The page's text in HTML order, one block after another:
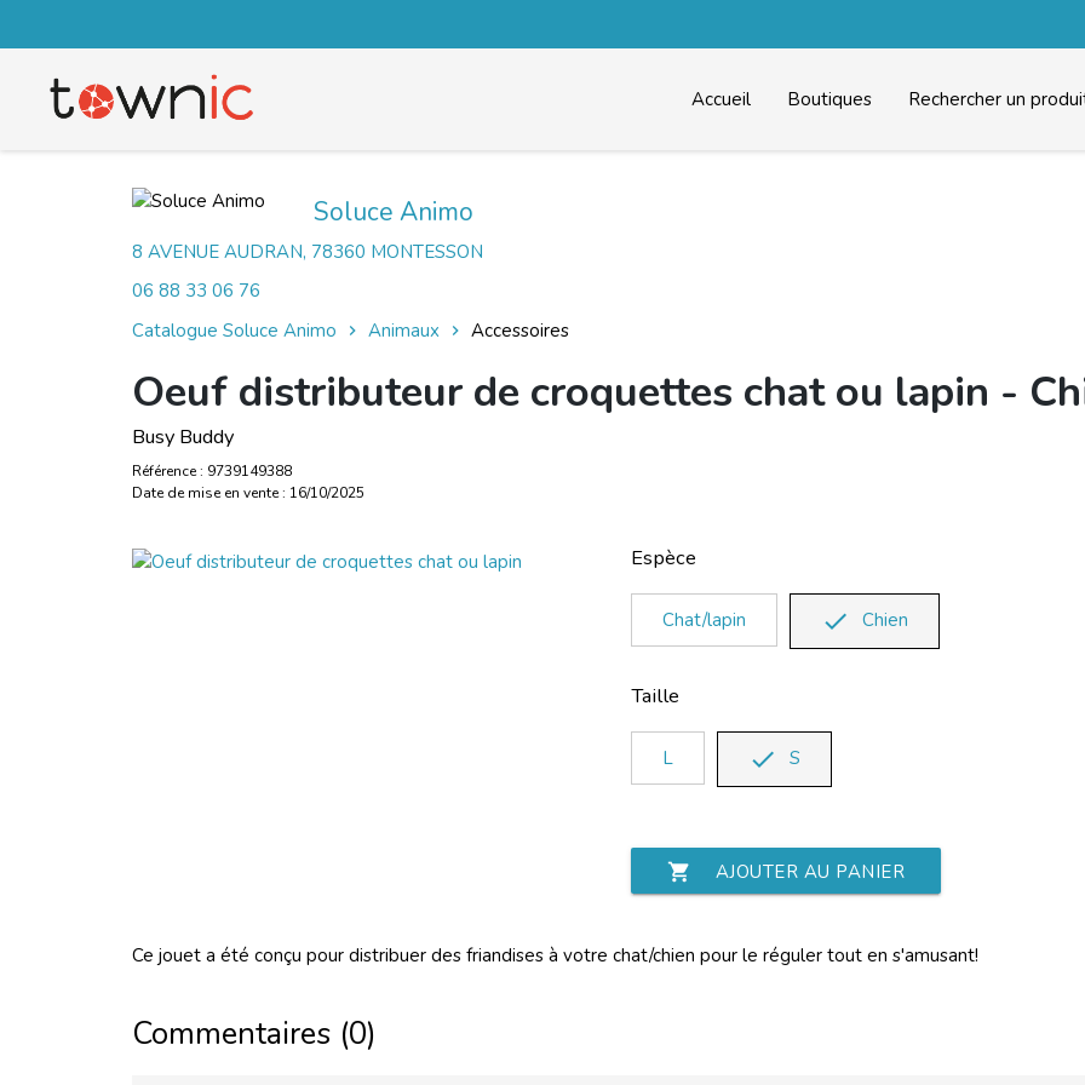
Accueil Boutiques Rechercher un
Soluce Animo
8 AVENUE AUDRAN, 78360 MONTESSON
06 88 33 06 76
Catalogue Soluce Animo
Animaux Accessoires
Oeuf distributeur de croquettes chat ou lapin -
Busy Buddy
Référence : 9739149388
Date de mise en vente : 16/10/2025
Espèce
Chat/lapin done Chien
Taille
L done S
shopping_cart AJOUTER AU PANIER
Ce jouet a été conçu pour distribuer des friandises à votre chat/chien pour le réguler tout en s'amusant!
Commentaires (0)